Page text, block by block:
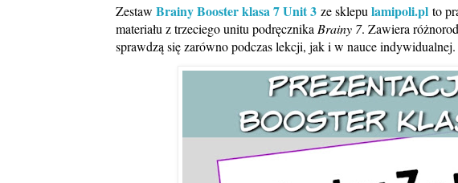
Zestaw Brainy Booster klasa 7 Unit 3 ze sklepu lamipoli.pl to
materiału z trzeciego unitu podręcznika Brainy 7. Zawiera
sprawdzą się zarówno podczas lekcji, jak i w nauce indywidualnej.